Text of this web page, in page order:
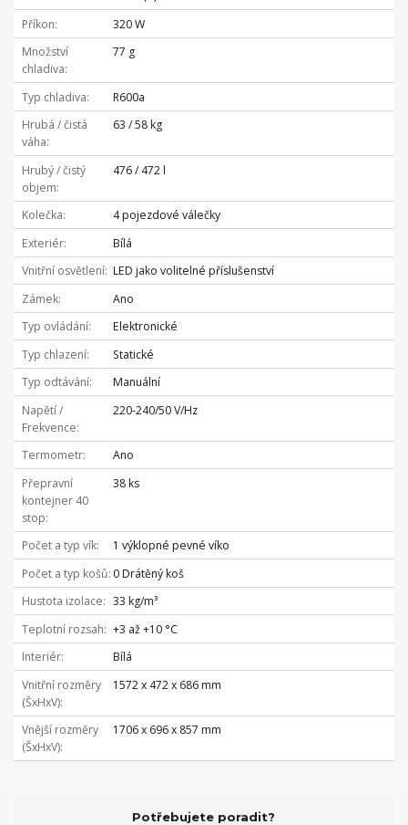
Příkon
320 W
Množství
chladiva
77 g
Typ chladiva
R600a
Hrubá / čistá
váha
63 / 58 kg
Hrubý / čistý
objem
476 / 472 l
Kolečka
4 pojezdové válečky
Exteriér
Bílá
Vnitřní osvětlení LED jako volitelné příslušenství
Zámek
Ano
Typ ovládání
Elektronické
Typ chlazení
Statické
Typ odtávání
Manuální
Napětí /
Frekvence
220-240/50 V/Hz
Termometr
Ano
Přepravní
kontejner 40
stop
38 ks
Počet a typ vík
1 výklopné pevné víko
Počet a typ košů 0 Drátěný koš
Hustota izolace
33 kg/m³
Teplotní rozsah
+3 až +10 °C
Interiér
Bílá
Vnitřní rozměry
(ŠxHxV)
1572 x 472 x 686 mm
Vnější rozměry
(ŠxHxV)
1706 x 696 x 857 mm
Potřebujete poradit?